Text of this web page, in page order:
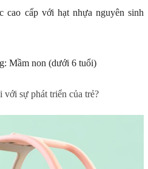
cao cấp với hạt nhựa nguyên sinh
Mầm non (dưới 6 tuổi)
với sự phát triển của trẻ?